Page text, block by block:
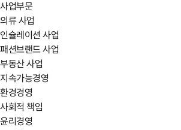
사업부문
의류 사업
인슐레이션 사업
패션브랜드 사업
부동산 사업
지속가능경영
환경경영
사회적 책임
윤리경영